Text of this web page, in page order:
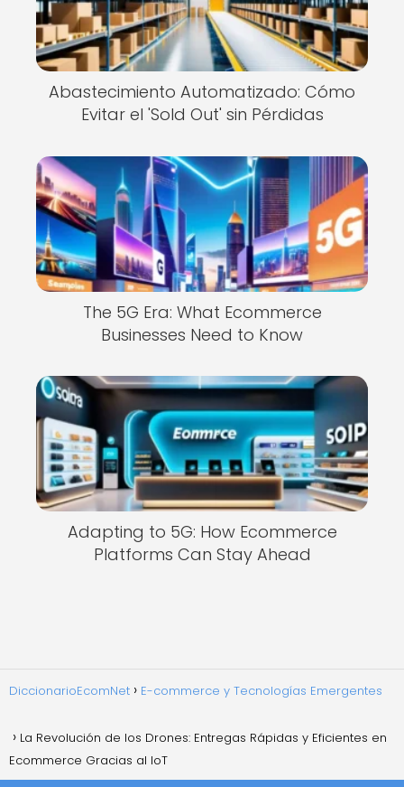
Abastecimiento Automatizado: Cómo
Evitar el 'Sold Out' sin Pérdidas
The 5G Era: What Ecommerce
Businesses Need to Know
Adapting to 5G: How Ecommerce
Platforms Can Stay Ahead
DiccionarioEcomNet E-commerce y Tecnologías Emergentes
La Revolución de los Drones: Entregas Rápidas y Eficientes en
Ecommerce Gracias al IoT